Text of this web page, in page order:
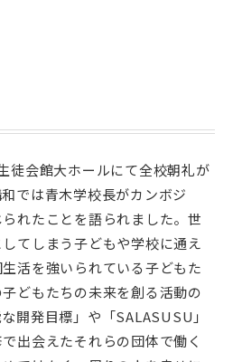
徒会館大ホールにて全校朝礼が
では青木学校長がカンボジ
れたことを語られました。世
てしまう子どもや学校に通え
活を強いられている子どもた
どもたちの未来を創る活動の
開発目標」や「SALASUSU」
出会えたそれらの団体で働く